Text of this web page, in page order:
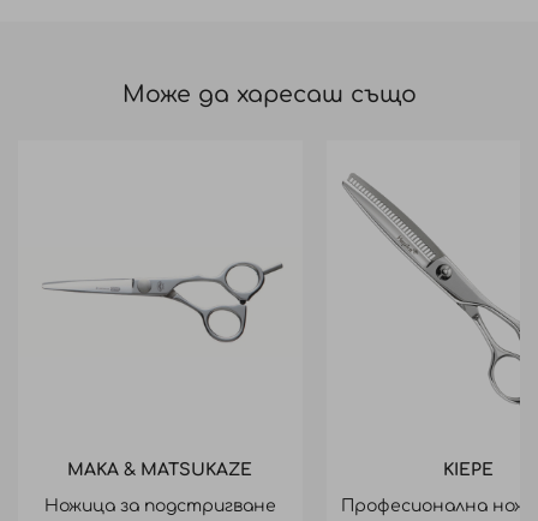
Може да харесаш също
MAKA & MATSUKAZE
Ножица за подстригване
KIEPE
Професионална